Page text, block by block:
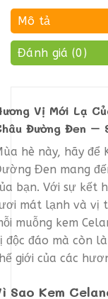
Mô tả
Đánh giá (0)
Vị Mới Lạ
Đường Đen –
hè này, hãy để
Đen mang
bạn. Với sự kết
mát lạnh và vị
muỗng kem
độc đáo mà còn
giới của các
Sao Kem